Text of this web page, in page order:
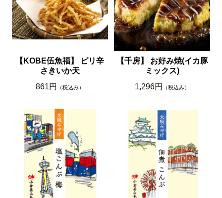
【KOBE伍魚福】 ピリ辛
さきいか天
861円
（税込み）
【千房】 お好み焼(イカ豚
ミックス)
1,296円
（税込み）